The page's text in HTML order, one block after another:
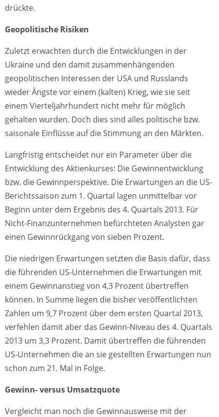
drückte.
Geopolitische Risiken
Zuletzt erwachten durch die Entwicklungen in der
Ukraine und den damit zusammenhängenden
geopolitischen Interessen der USA und Russlands
wieder Ängste vor einem (kalten) Krieg, wie sie seit
einem Vierteljahrhundert nicht mehr für möglich
gehalten wurden. Doch dies sind alles politische bzw.
saisonale Einflüsse auf die Stimmung an den Märkten.
Langfristig entscheidet nur ein Parameter über die
Entwicklung des Aktienkurses: Die Gewinnentwicklung
bzw. die Gewinnperspektive. Die Erwartungen an die US-
Berichtssaison zum 1. Quartal lagen unmittelbar vor
Beginn unter dem Ergebnis des 4. Quartals 2013. Für
Nicht-Finanzunternehmen befürchteten Analysten gar
einen Gewinnrückgang von sieben Prozent.
Die niedrigen Erwartungen setzten die Basis dafür, dass
die führenden US-Unternehmen die Erwartungen mit
einem Gewinnanstieg von 4,3 Prozent übertreffen
können. In Summe liegen die bisher veröffentlichten
Zahlen um 9,7 Prozent über dem ersten Quartal 2013,
verfehlen damit aber das Gewinn-Niveau des 4. Quartals
2013 um 3,3 Prozent. Damit übertreffen die führenden
US-Unternehmen die an sie gestellten Erwartungen nun
schon zum 21. Mal in Folge.
Gewinn- versus Umsatzquote
Vergleicht man noch die Gewinnausweise mit der